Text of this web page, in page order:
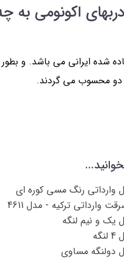
اکونومی به
شده ایرانی می باشد. و
دو محسوب می گردند.
وارداتی رنگ مسی کوره ای
وارداتی ترکیه - مدل 4611
یک و نیم لنگه
دولنگه مساوی